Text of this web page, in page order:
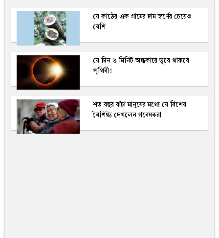
যে কাঠের এক গ্রামের দাম স্বর্ণের চেয়েও
বেশি
যে দিন ৬ মিনিট অন্ধকারে ডুবে থাকবে
পৃথিবী!
শত বছর বাঁচা মানুষের মধ্যে যে বিশেষ
বৈশিষ্ট্য দেখলেন গবেষকরা